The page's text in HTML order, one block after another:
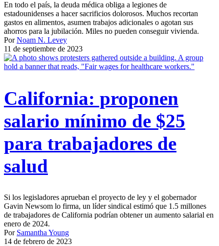
En todo el país, la deuda médica obliga a legiones de
estadounidenses a hacer sacrificios dolorosos. Muchos recortan
gastos en alimentos, asumen trabajos adicionales o agotan sus
ahorros para la jubilación. Miles no pueden conseguir vivienda.
PorNoam N. Levey
11 de septiembre de 2023
California: proponen
salario mínimo de $25
para trabajadores de
salud
Si los legisladores aprueban el proyecto de ley y el gobernador
Gavin Newsom lo firma, un líder sindical estimó que 1.5 millones
de trabajadores de California podrían obtener un aumento salarial en
enero de 2024.
Por Samantha Young
14 de febrero de 2023